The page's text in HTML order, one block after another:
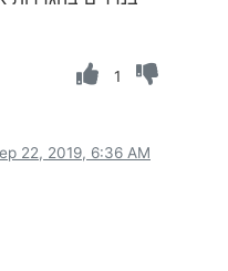
1
22, 2019, 6:36 AM